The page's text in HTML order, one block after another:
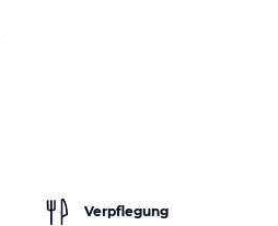
Verpflegung